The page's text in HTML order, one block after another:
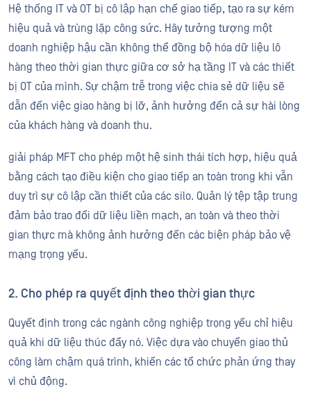
Hệ thống IT và OT bị cô lập hạn chế giao tiếp, tạo ra sự kém
hiệu quả và trùng lặp công sức. Hãy tưởng tượng một
doanh nghiệp hậu cần không thể đồng bộ hóa dữ liệu lô
hàng theo thời gian thực giữa cơ sở hạ tầng IT và các thiết
bị OT của mình. Sự chậm trễ trong việc chia sẻ dữ liệu sẽ
dẫn đến việc giao hàng bị lỡ, ảnh hưởng đến cả sự hài lòng
của khách hàng và doanh thu.
giải pháp MFT cho phép một hệ sinh thái tích hợp, hiệu quả
bằng cách tạo điều kiện cho giao tiếp an toàn trong khi vẫn
duy trì sự cô lập cần thiết của các silo. Quản lý tệp tập trung
đảm bảo trao đổi dữ liệu liền mạch, an toàn và theo thời
gian thực mà không ảnh hưởng đến các biện pháp bảo vệ
mạng trọng yếu.
2. Cho phép ra quyết định theo thời gian thực
Quyết định trong các ngành công nghiệp trọng yếu chỉ hiệu
quả khi dữ liệu thúc đẩy nó. Việc dựa vào chuyển giao thủ
công làm chậm quá trình, khiến các tổ chức phản ứng thay
vì chủ động.